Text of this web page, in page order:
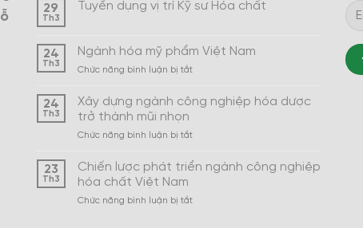
29
Th3
Tuyển dụng vị trí Kỹ sư Hóa chất
24
Th3
Ngành hóa mỹ phẩm Việt Nam
Chức năng bình luận bị tắtở
mỹ
Việt
24
Th3
Xây dựng ngành công nghiệp hóa dược
trở thành mũi nhọn
Chức năng bình luận bị tắtở
dựng
ngành
nghiệp
23
Th3
Chiến lược phát triển ngành công nghiệp
hóa chất Việt Nam
Chức năng bình luận bị tắtở